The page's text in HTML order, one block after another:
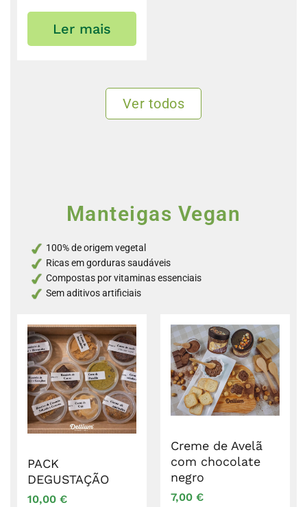
Ler mais
Ver todos
Manteigas Vegan
100% de origem vegetal
Ricas em gorduras saudáveis
Compostas por vitaminas essenciais
Sem aditivos artificiais
PACK
DEGUSTAÇÃO
10,00 €
Creme de Avelã
com chocolate
negro
7,00 €